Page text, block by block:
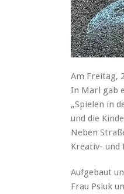
Am Freitag,
In Marl gab
„Spielen in
und die
Neben
Kreativ- und
Aufgebaut
Frau Psiuk